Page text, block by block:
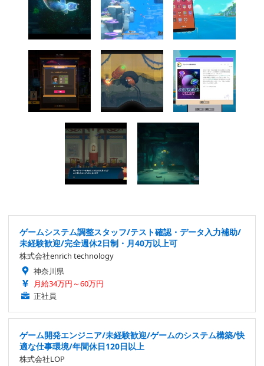
ゲームシステム調整スタッフ/テスト確認・データ入力補助/
未経験歓迎/完全週休2日制・月40万以上可
株式会社enrich technology
神奈川県
月給34万円～60万円
正社員
ゲーム開発エンジニア/未経験歓迎/ゲームのシステム構築/快
適な仕事環境/年間休日120日以上
株式会社LOP